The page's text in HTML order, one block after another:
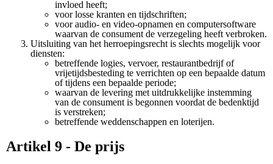
invloed heeft;
voor losse kranten en tijdschriften;
voor audio- en video-opnamen en computersoftware
waarvan de consument de verzegeling heeft verbroken.
Uitsluiting van het herroepingsrecht is slechts mogelijk voor
diensten:
betreffende logies, vervoer, restaurantbedrijf of
vrijetijdsbesteding te verrichten op een bepaalde datum
of tijdens een bepaalde periode;
waarvan de levering met uitdrukkelijke instemming
van de consument is begonnen voordat de bedenktijd
is verstreken;
betreffende weddenschappen en loterijen.
Artikel 9 - De prijs